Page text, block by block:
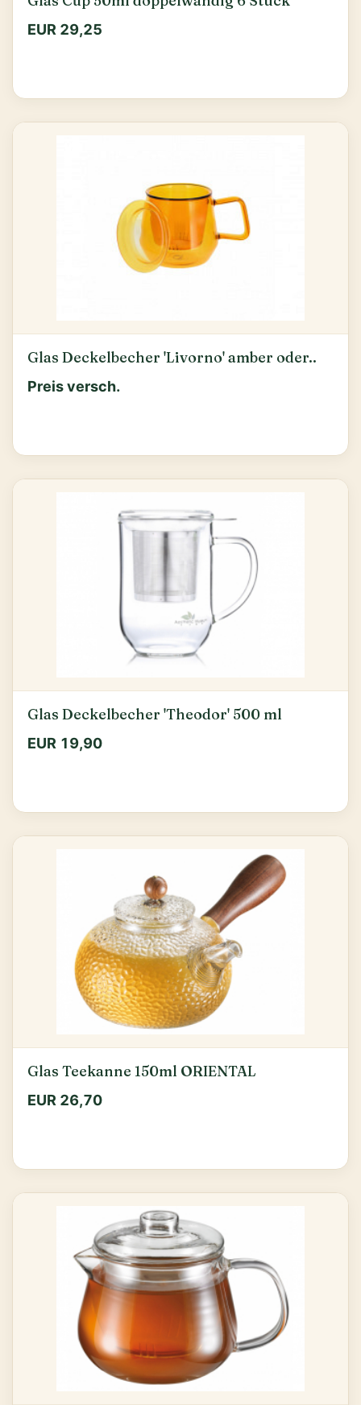
EUR 29,25
Glas Deckelbecher 'Livorno' amber oder..
Preis versch.
Glas Deckelbecher 'Theodor' 500 ml
EUR 19,90
Glas Teekanne 150ml ORIENTAL
EUR 26,70